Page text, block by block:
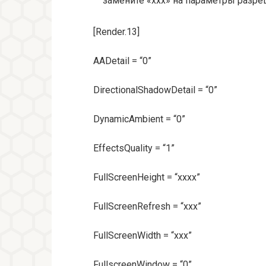
[Render.13]
AADetail = “0”
DirectionalShadowDetail = “0”
DynamicAmbient = “0”
EffectsQuality = “1”
FullScreenHeight = “xxxx”
FullScreenRefresh = “xxx”
FullScreenWidth = “xxx”